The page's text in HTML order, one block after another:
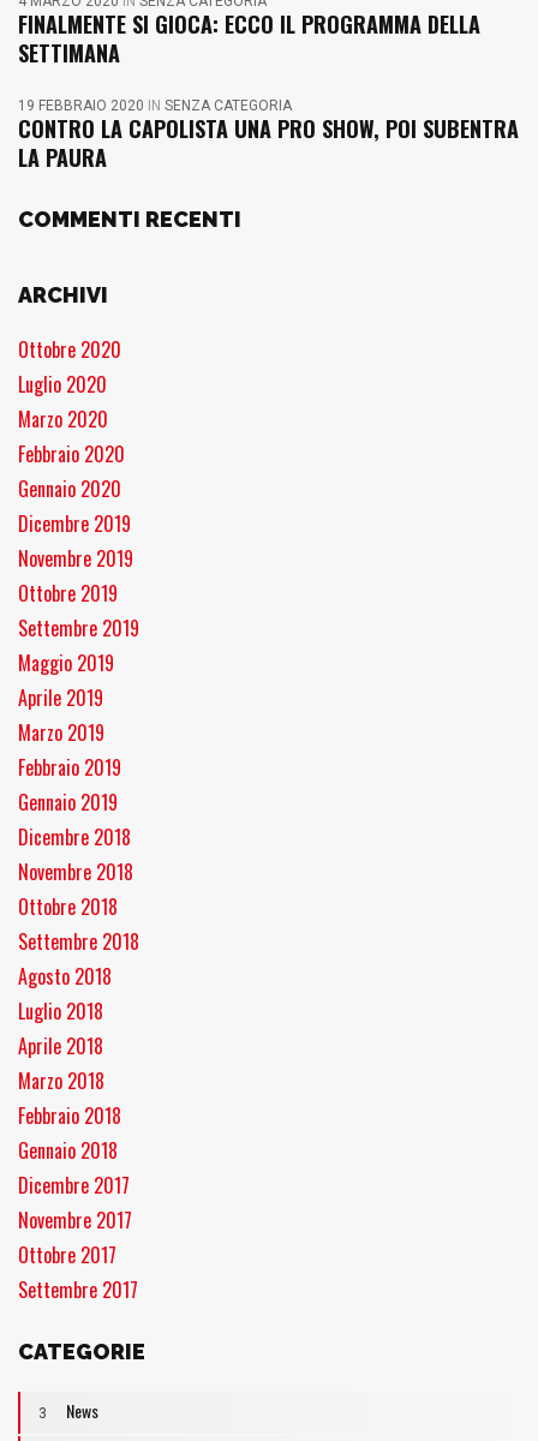
FINALMENTE SI GIOCA: ECCO IL PROGRAMMA DELLA
SETTIMANA
19 FEBBRAIO 2020 IN SENZA CATEGORIA
CONTRO LA CAPOLISTA UNA PRO SHOW, POI SUBENTRA
LA PAURA
COMMENTI RECENTI
ARCHIVI
Ottobre 2020
Luglio 2020
Marzo 2020
Febbraio 2020
Gennaio 2020
Dicembre 2019
Novembre 2019
Ottobre 2019
Settembre 2019
Maggio 2019
Aprile 2019
Marzo 2019
Febbraio 2019
Gennaio 2019
Dicembre 2018
Novembre 2018
Ottobre 2018
Settembre 2018
Agosto 2018
Luglio 2018
Aprile 2018
Marzo 2018
Febbraio 2018
Gennaio 2018
Dicembre 2017
Novembre 2017
Ottobre 2017
Settembre 2017
CATEGORIE
3 News